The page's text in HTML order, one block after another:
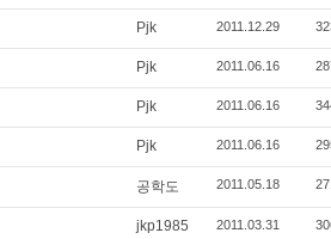
Pjk 2011.12.29
Pjk 2011.06.16
Pjk 2011.06.16
Pjk 2011.06.16
공학도 2011.05.18
jkp1985 2011.03.31